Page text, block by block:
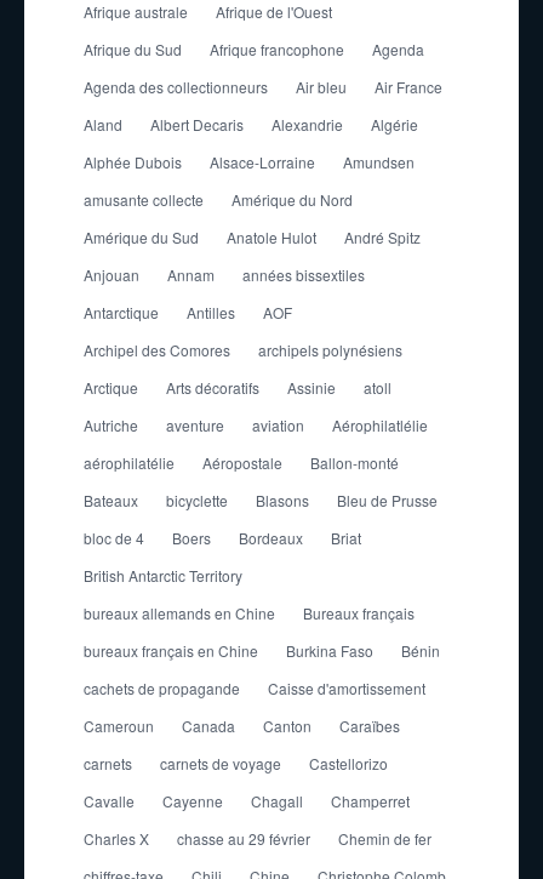
Afrique australe
Afrique de l'Ouest
Afrique du Sud
Afrique francophone
Agenda
Agenda des collectionneurs
Air bleu
Air France
Aland
Albert Decaris Alexandrie
Algérie
Alphée Dubois
Alsace-Lorraine
Amundsen
amusante collecte
Amérique du Nord
Amérique du Sud
Anatole Hulot
André Spitz
Anjouan
Annam
années bissextiles
Antarctique
Antilles
AOF
Archipel des Comores
archipels polynésiens
Arctique
Arts décoratifs Assinie
atoll
Autriche
aventure aviation
Aérophilatlélie
aérophilatélie
Aéropostale
Ballon-monté
Bateaux
bicyclette Blasons
Bleu de Prusse
bloc de 4
Boers Bordeaux
Briat
British Antarctic Territory
bureaux allemands en Chine
Bureaux français
bureaux français en Chine
Burkina Faso
Bénin
cachets de propagande
Caisse d'amortissement
Cameroun
Canada Canton
Caraïbes
carnets
carnets de voyage
Castellorizo
Cavalle
Cayenne Chagall
Champerret
Charles X
chasse au 29 février
Chemin de fer